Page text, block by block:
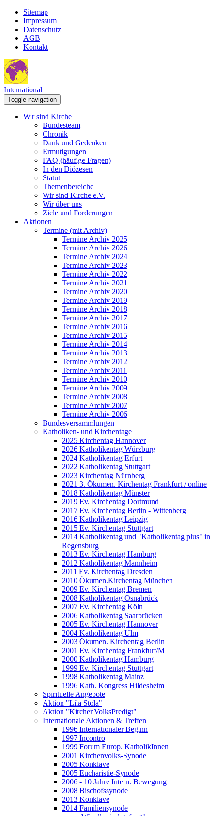
Sitemap
Impressum
Datenschutz
AGB
Kontakt
International
Toggle navigation
Wir sind Kirche
Bundesteam
Chronik
Dank und Gedenken
Ermutigungen
FAQ (häufige Fragen)
In den Diözesen
Statut
Themenbereiche
Wir sind Kirche e.V.
Wir über uns
Ziele und Forderungen
Aktionen
Termine (mit Archiv)
Termine Archiv 2025
Termine Archiv 2026
Termine Archiv 2024
Termine Archiv 2023
Termine Archiv 2022
Termine Archiv 2021
Termine Archiv 2020
Termine Archiv 2019
Termine Archiv 2018
Termine Archiv 2017
Termine Archiv 2016
Termine Archiv 2015
Termine Archiv 2014
Termine Archiv 2013
Termine Archiv 2012
Termine Archiv 2011
Termine Archiv 2010
Termine Archiv 2009
Termine Archiv 2008
Termine Archiv 2007
Termine Archiv 2006
Bundesversammlungen
Katholiken- und Kirchentage
2025 Kirchentag Hannover
2026 Katholikentag Würzburg
2024 Katholikentag Erfurt
2022 Katholikentag Stuttgart
2023 Kirchentag Nürnberg
2021 3. Ökumen. Kirchentag Frankfurt / online
2018 Katholikentag Münster
2019 Ev. Kirchentag Dortmund
2017 Ev. Kirchentag Berlin - Wittenberg
2016 Katholikentag Leipzig
2015 Ev. Kirchentag Stuttgart
2014 Katholikentag und "Katholikentag plus" in
Regensburg
2013 Ev. Kirchentag Hamburg
2012 Katholikentag Mannheim
2011 Ev. Kirchentag Dresden
2010 Ökumen.Kirchentag München
2009 Ev. Kirchentag Bremen
2008 Katholikentag Osnabrück
2007 Ev. Kirchentag Köln
2006 Katholikentag Saarbrücken
2005 Ev. Kirchentag Hannover
2004 Katholikentag Ulm
2003 Ökumen. Kirchentag Berlin
2001 Ev. Kirchentag Frankfurt/M
2000 Katholikentag Hamburg
1999 Ev. Kirchentag Stuttgart
1998 Katholikentag Mainz
1996 Kath. Kongress Hildesheim
Spirituelle Angebote
Aktion "Lila Stola"
Aktion "KirchenVolksPredigt"
Internationale Aktionen & Treffen
1996 Internationaler Beginn
1997 Incontro
1999 Forum Europ. KatholikInnen
2001 Kirchenvolks-Synode
2005 Konklave
2005 Eucharistie-Synode
2006 - 10 Jahre Intern. Bewegung
2008 Bischofssynode
2013 Konklave
2014 Familiensynode